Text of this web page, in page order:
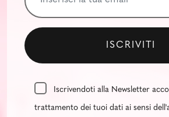
Iscrivendoti alla Newsletter
trattamento dei tuoi dati ai sensi